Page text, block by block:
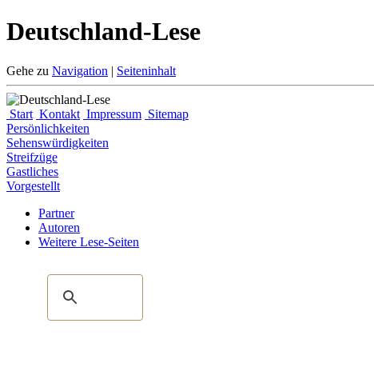
Deutschland-Lese
Gehe zu Navigation | Seiteninhalt
Start Kontakt Impressum Sitemap
Persönlichkeiten
Sehenswürdigkeiten
Streifzüge
Gastliches
Vorgestellt
Partner
Autoren
Weitere Lese-Seiten